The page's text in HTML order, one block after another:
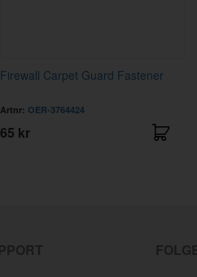
Firewall Carpet Guard Fastener
Artnr: OER-3764424
65 kr